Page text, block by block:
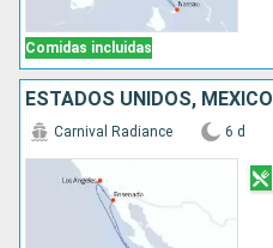
Comidas incluidas
ESTADOS UNIDOS, MÉXICO
Carnival Radiance 6 d